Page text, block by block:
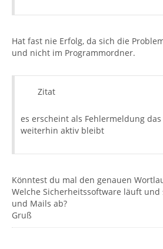
Hat fast nie Erfolg, da sich die
und nicht im Programmordner.
Zitat
es erscheint als Fehlermeldung
weiterhin aktiv bleibt
Könntest du mal den genauen
Welche Sicherheitssoftware läuft und
und Mails ab?
Gruß